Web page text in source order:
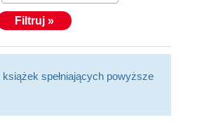
Filtruj »
książek spełniających powyższe